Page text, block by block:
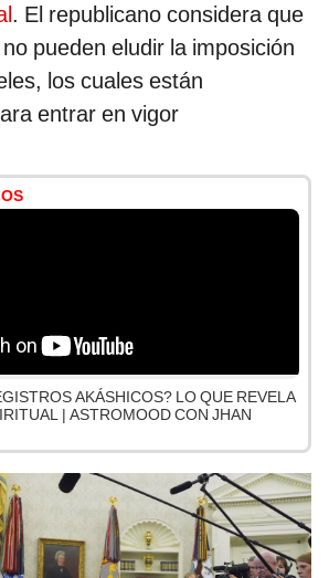
. El republicano considera que
pueden eludir la imposición
los cuales están
entrar en vigor
AKÁSHICOS? LO QUE REVELA
| ASTROMOOD CON JHAN